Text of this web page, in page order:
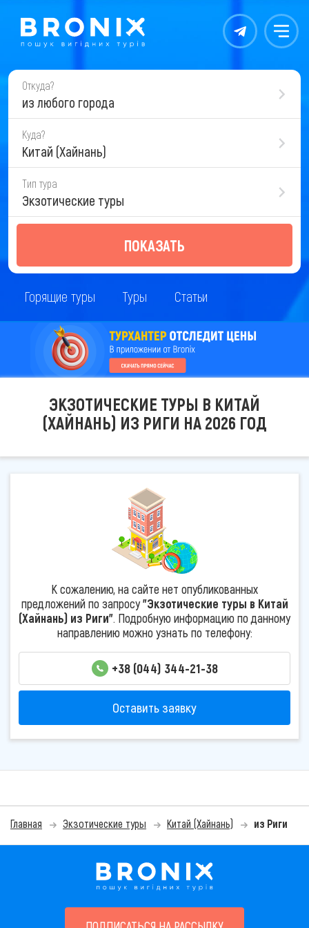
Контакты Меню
Откуда?
из любого города
Куда?
Китай (Хайнань)
Тип тура
Экзотические туры
ПОКАЗАТЬ
Горящие туры Туры Статьи
ЭКЗОТИЧЕСКИЕ ТУРЫ В КИТАЙ
(ХАЙНАНЬ) ИЗ РИГИ НА 2026 ГОД
К сожалению, на сайте нет опубликованных
предложений по запросу"Экзотические туры в Китай
(Хайнань) из Риги". Подробную информацию по данному
направлению можно узнать по телефону:
+38 (044) 344-21-38
Оставить заявку
Главная Экзотические туры Китай (Хайнань) из Риги